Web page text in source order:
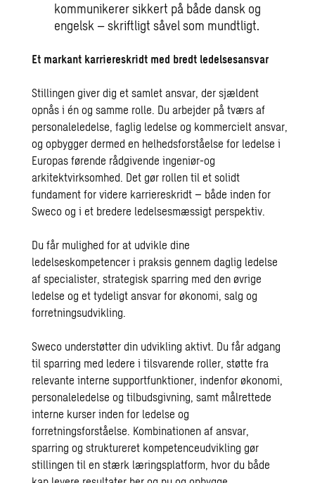
kommunikerer sikkert på både dansk og
engelsk – skriftligt såvel som mundtligt.
Et markant karriereskridt med bredt ledelsesansvar
Stillingen giver dig et samlet ansvar, der sjældent
opnås i én og samme rolle. Du arbejder på tværs af
personaleledelse, faglig ledelse og kommercielt ansvar,
og opbygger dermed en helhedsforståelse for ledelse i
Europas førende rådgivende ingeniør-og
arkitektvirksomhed. Det gør rollen til et solidt
fundament for videre karriereskridt – både inden for
Sweco og i et bredere ledelsesmæssigt perspektiv.
Du får mulighed for at udvikle dine
ledelseskompetencer i praksis gennem daglig ledelse
af specialister, strategisk sparring med den øvrige
ledelse og et tydeligt ansvar for økonomi, salg og
forretningsudvikling.
Sweco understøtter din udvikling aktivt. Du får adgang
til sparring med ledere i tilsvarende roller, støtte fra
relevante interne supportfunktioner, indenfor økonomi,
personaleledelse og tilbudsgivning, samt målrettede
interne kurser inden for ledelse og
forretningsforståelse. Kombinationen af ansvar,
sparring og struktureret kompetenceudvikling gør
stillingen til en stærk læringsplatform, hvor du både